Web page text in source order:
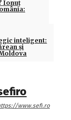
Ionuţ
inteligent:
și
www.sefi.ro